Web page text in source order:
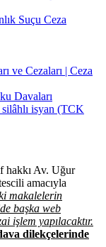
Suçu Ceza
ve Cezaları | Ceza
Davaları
isyan (TCK
hakkı Av. Uğur
amacıyla
makalelerin
başka web
işlem yapılacaktır.
dilekçelerinde